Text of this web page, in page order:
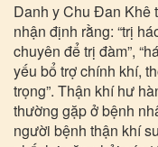
Danh y Chu Đan Khê
nhận định rằng: “trị
chuyên để trị đàm”,
yếu bổ trợ chính khí,
trọng”. Thận khí hư
thường gặp ở bệnh
người bệnh thận khí